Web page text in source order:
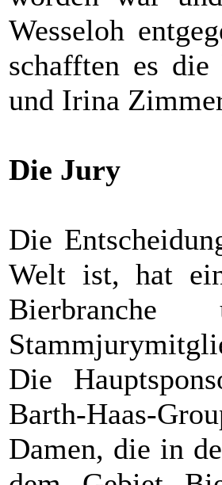
Wesseloh
schafften es
und Irina
Die Jury
Die
Welt ist, hat
Die
Barth-Haas-
Damen, die in